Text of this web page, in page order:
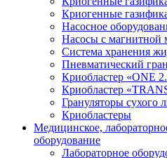
Криогенные
Насосное
Насосы с магнитной
Система хранения
Пневматический
Криобластер «ONE
Криобластер
Грануляторы сухого
Криобластеры
Медицинское,
оборудование
Лабораторное